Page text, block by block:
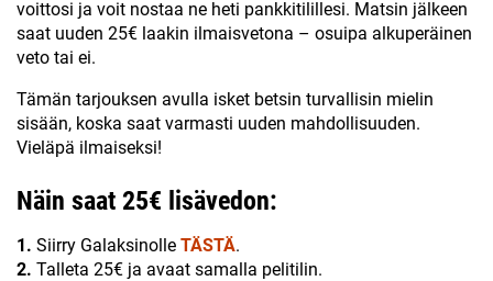
voittosi ja voit nostaa ne heti pankkitilillesi. Matsin jälkeen
saat uuden 25€ laakin ilmaisvetona – osuipa alkuperäinen
veto tai ei.
Tämän tarjouksen avulla isket betsin turvallisin mielin
sisään, koska saat varmasti uuden mahdollisuuden.
Vieläpä ilmaiseksi!
Näin saat 25€ lisävedon:
1. Siirry Galaksinolle TÄSTÄ.
2. Talleta 25€ ja avaat samalla pelitilin.